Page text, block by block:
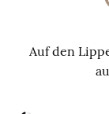
Auf den